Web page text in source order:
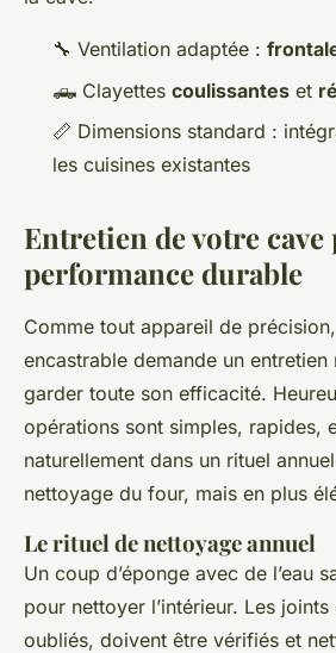
🔧 Ventilation adaptée :
🛻 Clayettes coulissantes et
📏 Dimensions standard :
les cuisines existantes
Entretien de votre
performance durable
Comme tout appareil de
encastrable demande un
garder toute son efficacité.
opérations sont simples, rapides,
naturellement dans un rituel
nettoyage du four, mais en plus
Le rituel de nettoyage annuel
Un coup d’éponge avec de l’eau
pour nettoyer l’intérieur. Les
oubliés, doivent être vérifiés et